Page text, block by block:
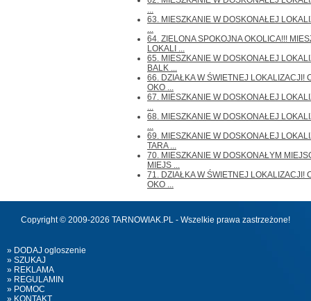
...
63. MIESZKANIE W DOSKONAŁEJ
...
64. ZIELONA SPOKOJNA OKOLICA!!!
LOKALI ...
65. MIESZKANIE W DOSKONAŁEJ
BALK ...
66. DZIAŁKA W ŚWIETNEJ LOKALIZACJI!
OKO ...
67. MIESZKANIE W DOSKONAŁEJ
...
68. MIESZKANIE W DOSKONAŁEJ
...
69. MIESZKANIE W DOSKONAŁEJ
TARA ...
70. MIESZKANIE W DOSKONAŁYM
MIEJS ...
71. DZIAŁKA W ŚWIETNEJ LOKALIZACJI!
OKO ...
Copyright © 2009-2026 TARNOWIAK.PL - Wszelkie prawa zastrzeżone!
» DODAJ ogloszenie
» SZUKAJ
» REKLAMA
» REGULAMIN
» POMOC
» KONTAKT